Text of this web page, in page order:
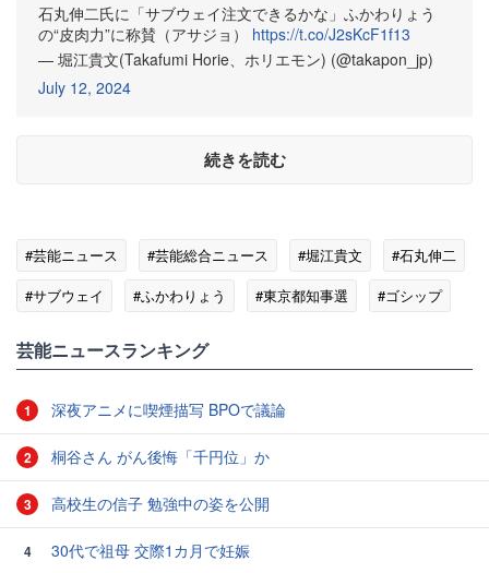
石丸伸二氏に「サブウェイ注文できるかな」ふかわりょう
の“皮肉力”に称賛（アサジョ） https://t.co/J2sKcF1f13
— 堀江貴文(Takafumi Horie、ホリエモン) (@takapon_jp)
July 12, 2024
続きを読む
#芸能ニュース #芸能総合ニュース #堀江貴文
#石丸伸二
#サブウェイ
#ふかわりょう #東京都知事選 #ゴシップ
芸能ニュースランキング
1 深夜アニメに喫煙描写 BPOで議論
2 桐谷さん がん後悔「千円位」か
3 高校生の信子 勉強中の姿を公開
4 30代で祖母 交際1カ月で妊娠